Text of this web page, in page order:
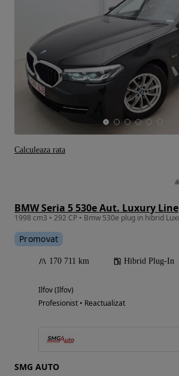
BMW Seria 5 530e Aut. Luxury Line
Promovat
170 711 km Hibrid Plug-In
Ilfov (Ilfov)
Profesionist • Reactualizat
SMG AUTO
Calculeaza rata